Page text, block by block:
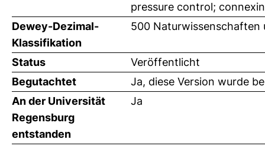
pressure control;
Dewey-Dezimal-
Klassifikation
500 Naturwissenschaften
Status
Veröffentlicht
Begutachtet
Ja, diese Version wurde
An der Universität
Regensburg
entstanden
Ja